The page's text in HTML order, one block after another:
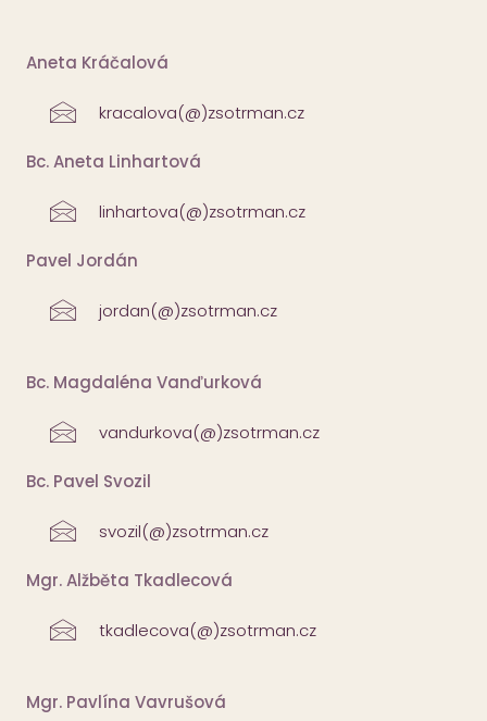
Aneta Kráčalová
kracalova(@)zsotrman.cz
Bc. Aneta Linhartová
linhartova(@)zsotrman.cz
Pavel Jordán
jordan(@)zsotrman.cz
Bc. Magdaléna Vanďurková
vandurkova(@)zsotrman.cz
Bc. Pavel Svozil
svozil(@)zsotrman.cz
Mgr. Alžběta Tkadlecová
tkadlecova(@)zsotrman.cz
Mgr. Pavlína Vavrušová